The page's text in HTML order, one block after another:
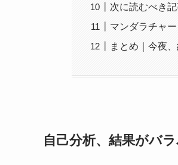
次に読むべき
マンダラチャ
まとめ｜今夜
自己分析、結果がバ